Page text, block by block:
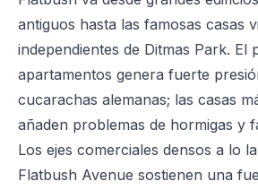
antiguos hasta las famosas casas
independientes de Ditmas Park. El
apartamentos genera fuerte
cucarachas alemanas; las casas
añaden problemas de hormigas y
Los ejes comerciales densos a lo
Flatbush Avenue sostienen una